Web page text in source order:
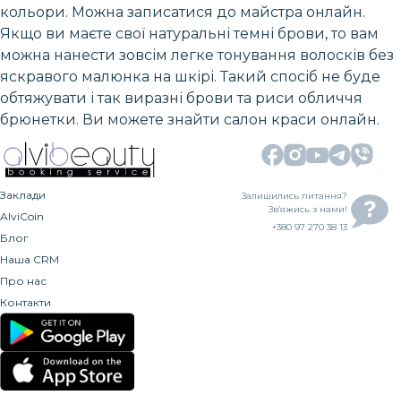
кольори. Можна записатися до майстра онлайн.
Якщо ви маєте свої натуральні темні брови, то вам
можна нанести зовсім легке тонування волосків без
яскравого малюнка на шкірі. Такий спосіб не буде
обтяжувати і так виразні брови та риси обличчя
брюнетки. Ви можете знайти салон краси онлайн.
Заклади
AlviCoin
Блог
Наша CRM
Про нас
Контакти
Залишились питання?
Зв’яжись з нами!
+380 97 270 38 13